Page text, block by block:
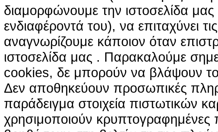
διαμορφώνουμε την ιστοσελίδα
ενδιαφέροντά του), να επιταχύνει
αναγνωρίζουμε κάποιον όταν
ιστοσελίδα μας . Παρακαλούμε
cookies, δε μπορούν να βλάψουν
Δεν αποθηκεύουν προσωπικές
παράδειγμα στοιχεία πιστωτικών
χρησιμοποιούν κρυπτογραφημένες